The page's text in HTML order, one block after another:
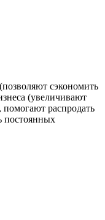
сэкономить
(увеличивают
распродать
постоянных